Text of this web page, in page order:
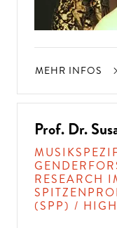
MEHR INFOS
Prof. Dr.
RESEARCH
(SPP) /